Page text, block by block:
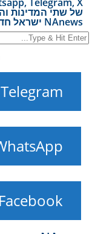
של שתי המדינות
NAnews ישראל חדשות Nikk.Agency